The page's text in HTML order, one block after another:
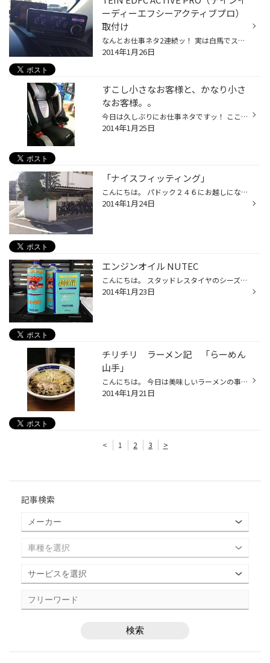
ーディーエフシーアクティブプロ）
取付け
なんとお仕事ネタ2連続ッ！ 実は白馬でスノーボードばかり励んでいるばかりでなく、 タイヤ交換やアライメント以外の取付作業も日々行っているんですね。。 今日はやや（白馬ネタばかりあげていたので…）お仕事系の画像があふれてきているので、 そちらを画像メインでUPいたします。 今年のオートサ...
2014年1月26日
すこし小さなお客様と、かなり小さ
なお客様。。
今日は久しぶりにお仕事ネタですッ！ ここ最近たまたまですが、RECARO（レカロ）のチャイルド＆ジュニアシートのお問い合わせ・お取付けが続いております。 本日お取付ｍけさせて頂いたお客様は、以前より度々当店をご利用頂いておりまして、担当させて頂いている私（カネサカ）のくだらない無駄話...
2014年1月25日
「ナイスフィッティング」
こんにちは。 パドック２４６にお越しになったことのある方なら分かるかもしれないネタです。 （実際そんなところまで見ないと思いますが、、） 画像（１） ある日、向かいのマンションに植え込みの形状がなんとなく、 絶妙な形状をしている事に気が付いたのです。 画像（２） この形状、、、？ じ...
2014年1月24日
エンジンオイル NUTEC
こんにちは。 スタッドレスタイヤのシーズンも ひと段落といったところで、 本日はエンジンオイルのお話から。 まず、車に興味のないユーザー様は、 エンジンオイルの働きと聞いて思いつくのが、 エンジン内部の「潤滑」だと思います。 エンジン内部では「ピストン」を始め、「クランクシャフト」や...
2014年1月23日
チリチリ ラーメン記 「らーめん
山手」
こんにちは。 今日は美味しいラーメンの事を書きたいと思います。 駒場東大前にある 山手らーめん です。 山手通り 渋谷から原宿方面へ走り、東北沢の駅の方へ抜ける通りの角にあるのですが 気になる方は検索してみてください。 ココの麺は背油がふってあるのに、あっさり。 麺がパスタのように...
2014年1月21日
< 1 2 3 >
記事検索